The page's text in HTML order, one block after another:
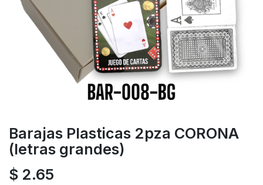
Barajas Plasticas 2pza CORONA
(letras grandes)
$ 2.65